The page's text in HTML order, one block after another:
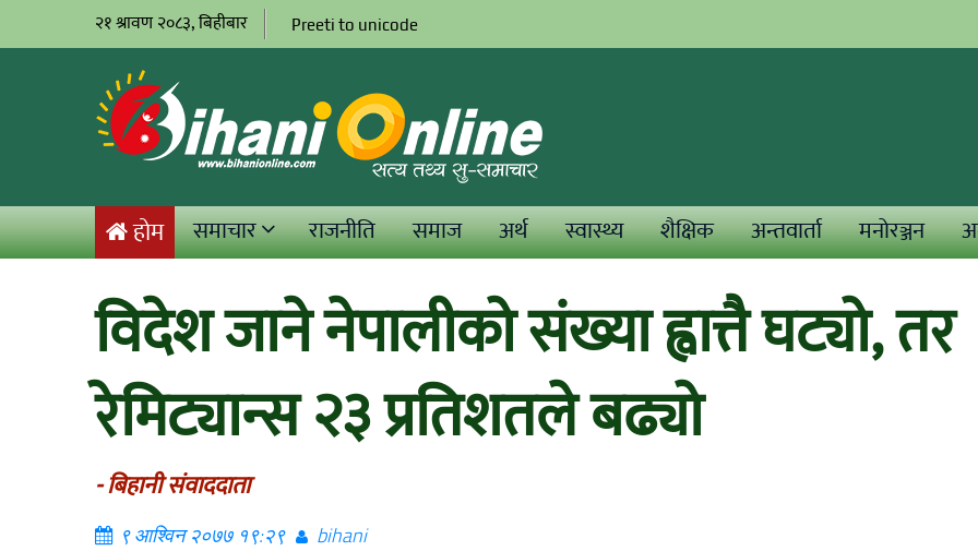
२१ श्रावण २०८३, बिहीबार Preeti to unicode
होम समाचार राजनीति समाज अर्थ स्वास्थ्य शैक्षिक अन्तवार्ता मनोरञ्जन
विदेश जाने नेपालीको संख्या ह्वात्तै घट्यो, तर
रेमिट्यान्स २३ प्रतिशतले बढ्यो
- बिहानी संवाददाता
९ आश्विन २०७७ १९:२९ bihani